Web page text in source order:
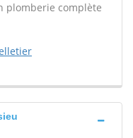
plomberie complète